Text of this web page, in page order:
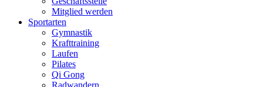
Mitglied werden
Sportarten
Gymnastik
Krafttraining
Laufen
Pilates
Qi Gong
Radwandern